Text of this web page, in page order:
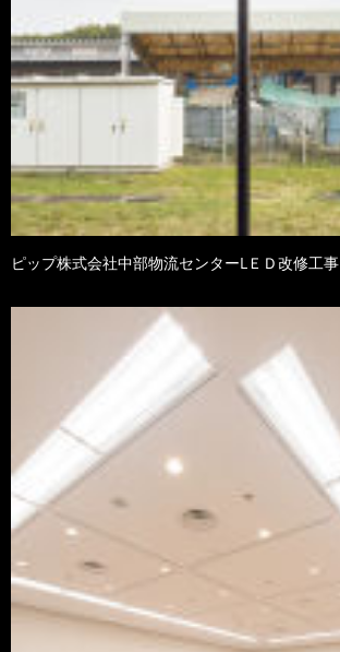
ピップ株式会社中部物流センターLＥＤ改修工事